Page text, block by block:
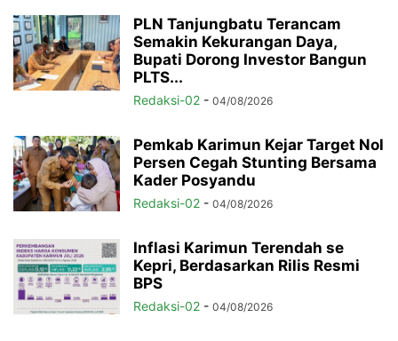
PLN Tanjungbatu Terancam
Semakin Kekurangan Daya,
Bupati Dorong Investor Bangun
PLTS...
Redaksi-02 - 04/08/2026
Pemkab Karimun Kejar Target Nol
Persen Cegah Stunting Bersama
Kader Posyandu
Redaksi-02 - 04/08/2026
Inflasi Karimun Terendah se
Kepri, Berdasarkan Rilis Resmi
BPS
Redaksi-02 - 04/08/2026